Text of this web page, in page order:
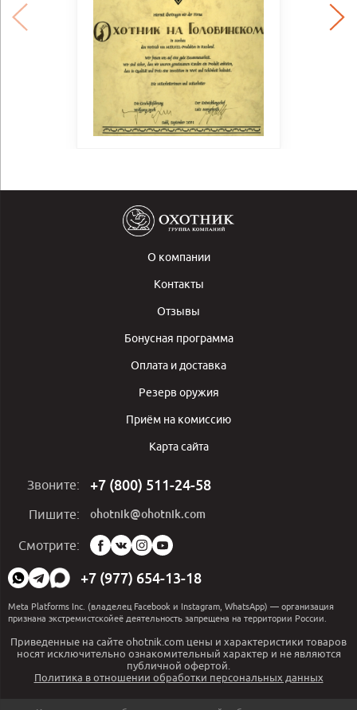
О компании
Контакты
Отзывы
Бонусная программа
Оплата и доставка
Резерв оружия
Приём на комиссию
Карта сайта
Звоните: +7 (800) 511-24-58
Пишите: ohotnik@ohotnik.com
Смотрите:
Мы
в
социальных
сетях:
+7 (977) 654-13-18
Meta Platforms Inc. (владелец Facebook и Instagram, WhatsApp) — организация
признана экстремистскойеё деятельность запрещена на территории России.
Приведенные на сайте ohotnik.com цены и характеристики товаров
носят исключительно ознакомительный характер и не являются
публичной офертой.
Политика в отношении обработки персональных данных